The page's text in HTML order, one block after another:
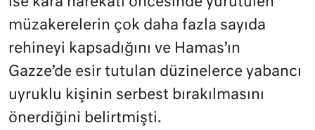
müzakerelerin çok daha fazla sayıda
rehineyi kapsadığını ve Hamas’ın
Gazze’de esir tutulan düzinelerce yabancı
uyruklu kişinin serbest bırakılmasını
önerdiğini belirtmişti.